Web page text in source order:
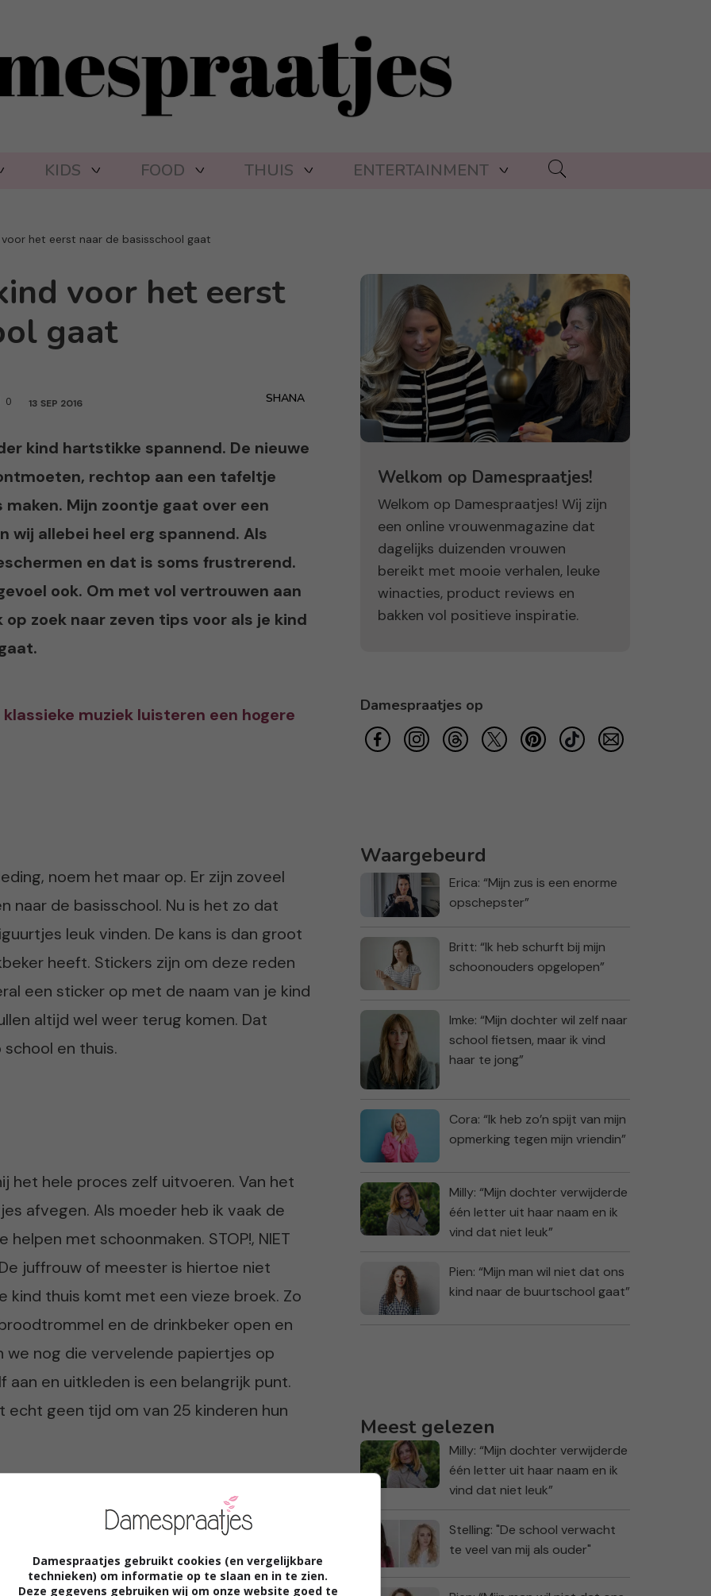
KIDS FOOD THUIS ENTERTAINMENT
het eerst naar de basisschool gaat
voor het eerst
gaat
0 13 SEP 2016 SHANA
kind hartstikke spannend. De nieuwe
rechtop aan een tafeltje
Mijn zoontje gaat over een
wij allebei heel erg spannend. Als
en dat is soms frustrerend.
ook. Om met vol vertrouwen aan
zoek naar zeven tips voor als je kind
muziek luisteren een hogere
noem het maar op. Er zijn zoveel
naar de basisschool. Nu is het zo dat
leuk vinden. De kans is dan groot
heeft. Stickers zijn om deze reden
een sticker op met de naam van je kind
altijd wel weer terug komen. Dat
en thuis.
het hele proces zelf uitvoeren. Van het
afvegen. Als moeder heb ik vaak de
met schoonmaken. STOP!, NIET
juffrouw of meester is hiertoe niet
kind thuis komt met een vieze broek. Zo
en de drinkbeker open en
we nog die vervelende papiertjes op
en uitkleden is een belangrijk punt.
geen tijd om van 25 kinderen hun
mee gaan met de flow. Op een
Welkom op Damespraatjes!
Welkom op Damespraatjes! Wij zijn
een online vrouwenmagazine dat
dagelijks duizenden vrouwen
bereikt met mooie verhalen, leuke
winacties, product reviews en
bakken vol positieve inspiratie.
Damespraatjes op
Waargebeurd
Erica: “Mijn zus is een enorme
opschepster”
Britt: “Ik heb schurft bij mijn
schoonouders opgelopen”
Imke: “Mijn dochter wil zelf naar
school fietsen, maar ik vind
haar te jong”
Cora: “Ik heb zo’n spijt van mijn
opmerking tegen mijn vriendin”
Milly: “Mijn dochter verwijderde
één letter uit haar naam en ik
vind dat niet leuk”
Pien: “Mijn man wil niet dat ons
kind naar de buurtschool gaat”
Meest gelezen
Milly: “Mijn dochter verwijderde
één letter uit haar naam en ik
vind dat niet leuk”
Stelling: "De school verwacht
te veel van mij als ouder"
Damespraatjes gebruikt cookies (en vergelijkbare
technieken) om informatie op te slaan en in te zien.
Deze gegevens gebruiken wij om onze website goed te